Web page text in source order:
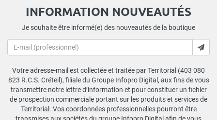
INFORMATION NOUVEAUTÉS
Je souhaite être informé(e) des nouveautés de la boutique
Votre adresse-mail est collectée et traitée par Territorial (403 080
823 R.C.S. Créteil), filiale du Groupe Infopro Digital, aux fins de vous
transmettre notre lettre d’information et pour constituer un fichier
de prospection commerciale portant sur les produits et services de
Territorial. Vos coordonnées professionnelles pourront être
transmises aux sociétés du groupe Infopro Digital afin de vous